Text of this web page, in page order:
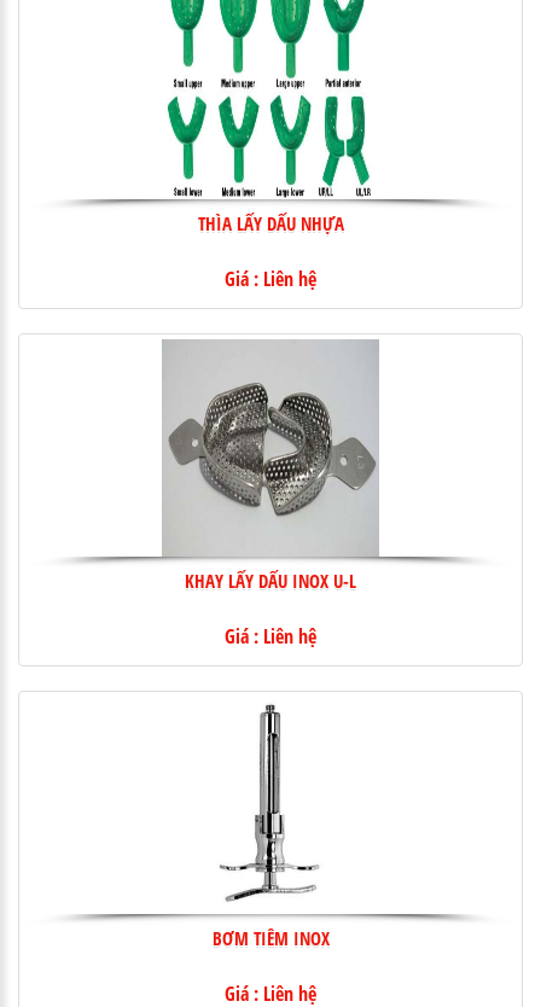
THÌA LẤY DẤU NHỰA
Giá : Liên hệ
KHAY LẤY DẤU INOX U-L
Giá : Liên hệ
BƠM TIÊM INOX
Giá : Liên hệ